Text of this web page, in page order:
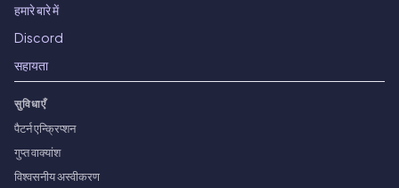
हमारे बारे में
Discord
सहायता
सुविधाएँ
पैटर्न एन्क्रिप्शन
गुप्त वाक्यांश
विश्वसनीय अस्वीकरण